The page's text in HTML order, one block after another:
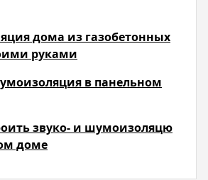
дома из газобетонных
руками
в панельном
звуко- и шумоизоляцю
доме